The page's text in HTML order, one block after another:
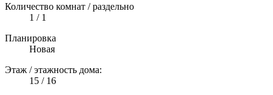
Количество комнат / раздельно
1 / 1
Планировка
Новая
Этаж / этажность дома:
15 / 16